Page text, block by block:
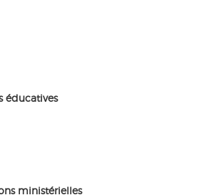
éducatives
ministérielles